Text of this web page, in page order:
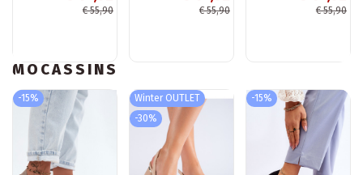
€ 55,90 € 55,90 € 55,90
MOCASSINS
-15%
Winter OUTLET
-30%
-15%